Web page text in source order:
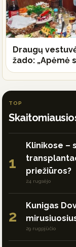
Draugų
žado: „Apėmė
TOP
1
Klinikose –
priežiūros?
24 rugsėjo
2
Kunigas
29 rugpjūčio